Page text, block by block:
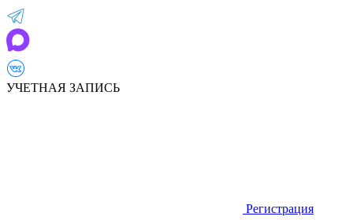
УЧЕТНАЯ ЗАПИСЬ
Регистрация